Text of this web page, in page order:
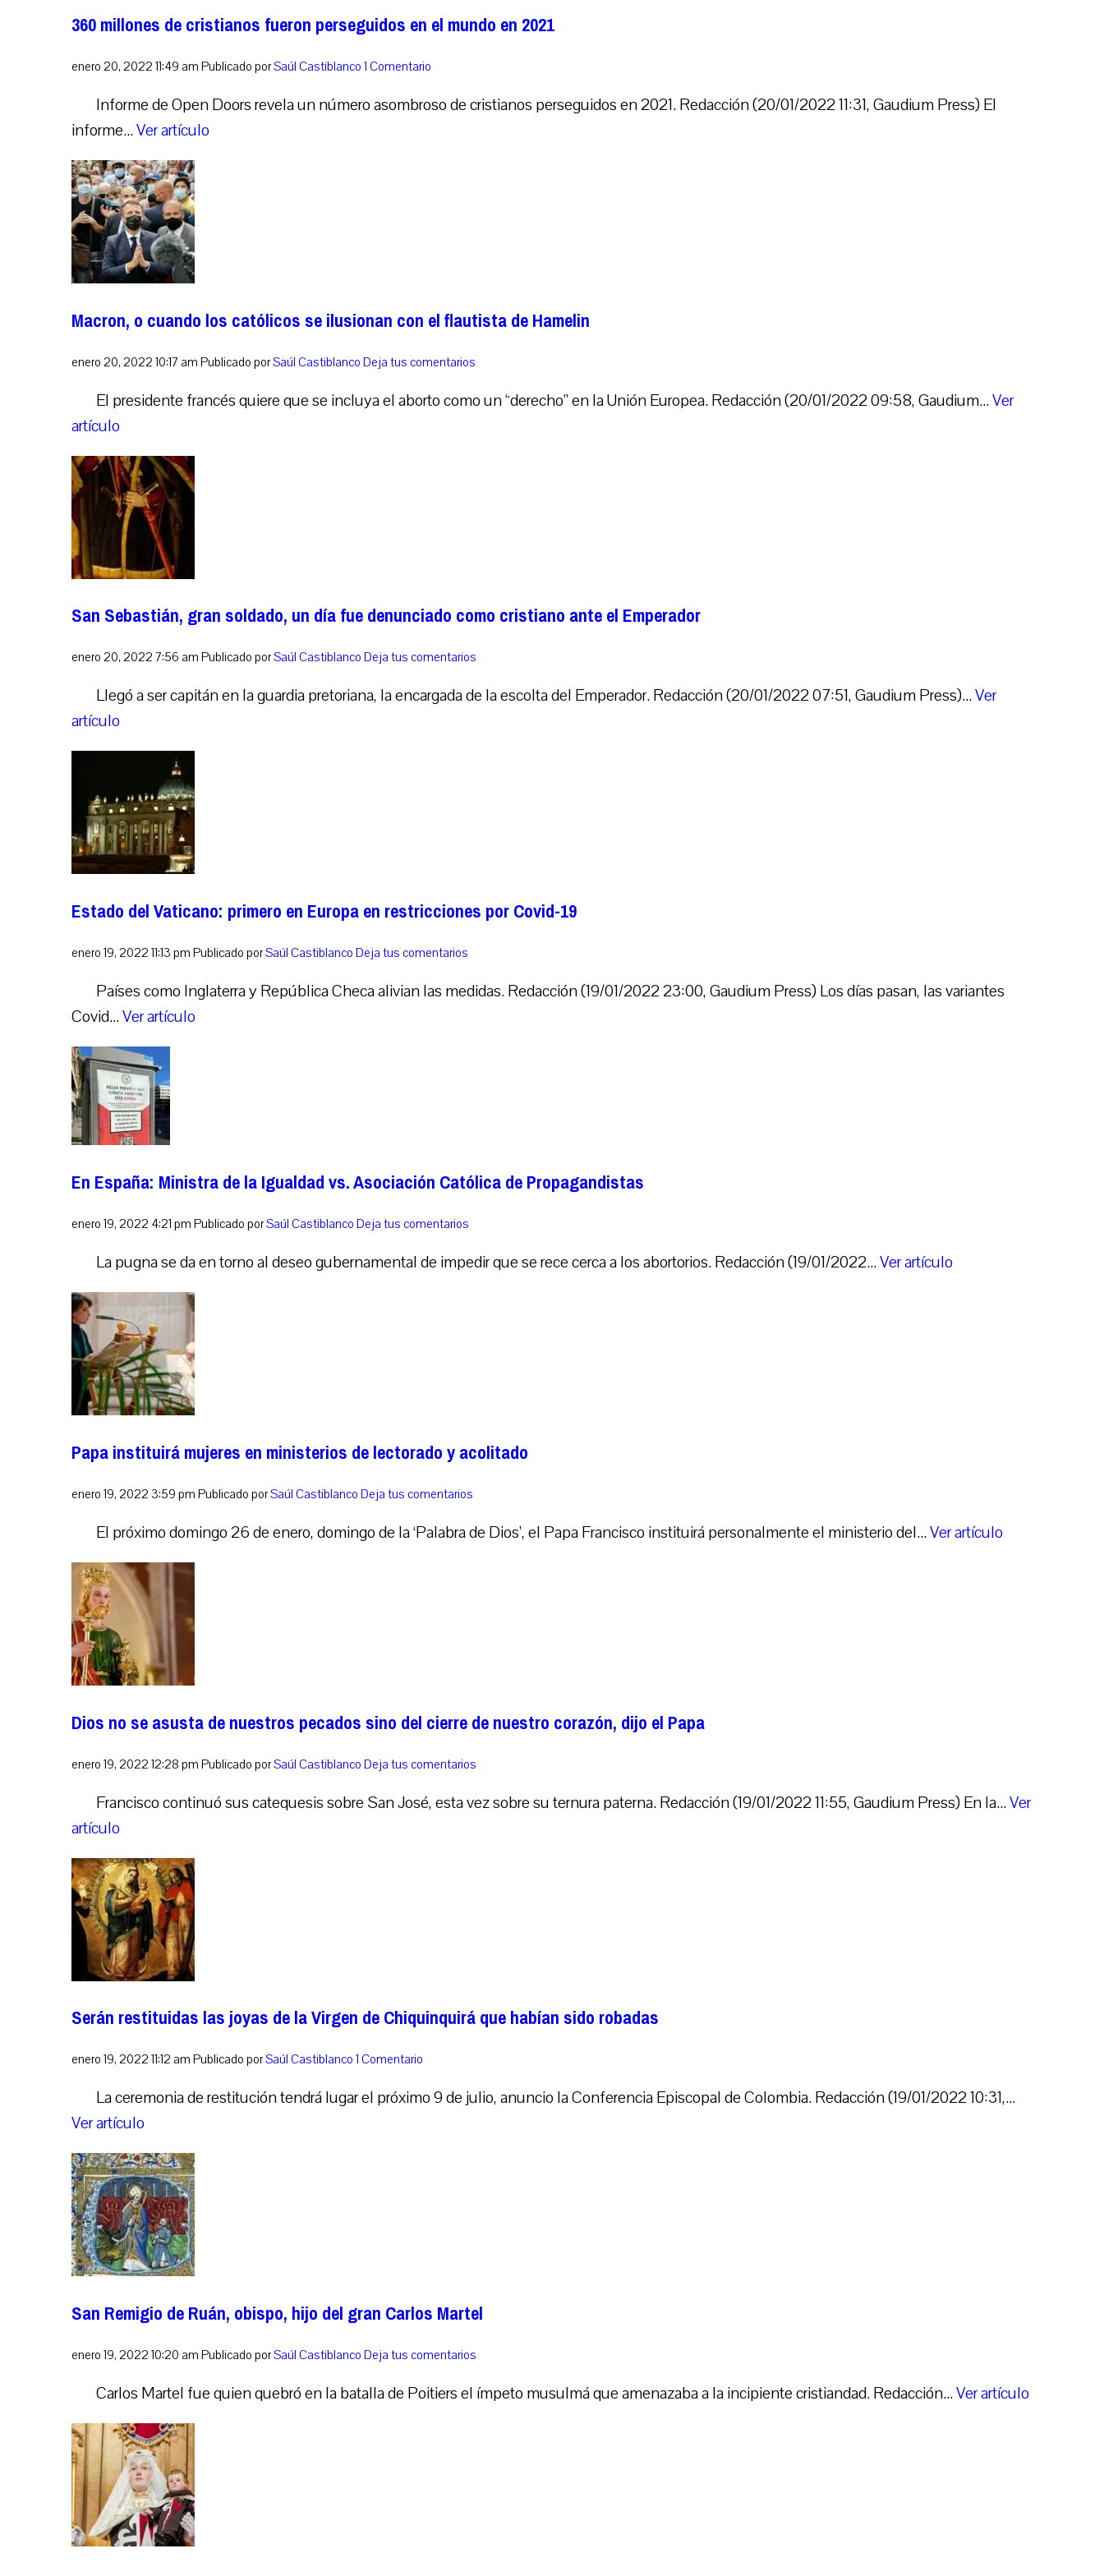
360 millones de cristianos fueron perseguidos en el mundo en 2021
enero 20, 2022 11:49 am Publicado porSaúl Castiblanco 1 Comentario
Informe de Open Doors revela un número asombroso de cristianos perseguidos en 2021. Redacción (20/01/2022 11:31, Gaudium Press) El
informe...Ver artículo
Macron, o cuando los católicos se ilusionan con el flautista de Hamelin
enero 20, 2022 10:17 am Publicado porSaúl Castiblanco Deja tus comentarios
El presidente francés quiere que se incluya el aborto como un “derecho” en la Unión Europea. Redacción (20/01/2022 09:58, Gaudium...Ver
artículo
San Sebastián, gran soldado, un día fue denunciado como cristiano ante el Emperador
enero 20, 2022 7:56 am Publicado porSaúl Castiblanco Deja tus comentarios
Llegó a ser capitán en la guardia pretoriana, la encargada de la escolta del Emperador. Redacción (20/01/2022 07:51, Gaudium Press)...Ver
artículo
Estado del Vaticano: primero en Europa en restricciones por Covid-19
enero 19, 2022 11:13 pm Publicado porSaúl Castiblanco Deja tus comentarios
Países como Inglaterra y República Checa alivian las medidas. Redacción (19/01/2022 23:00, Gaudium Press) Los días pasan, las variantes
Covid...Ver artículo
En España: Ministra de la Igualdad vs. Asociación Católica de Propagandistas
enero 19, 2022 4:21 pm Publicado porSaúl Castiblanco Deja tus comentarios
La pugna se da en torno al deseo gubernamental de impedir que se rece cerca a los abortorios. Redacción (19/01/2022...Ver artículo
Papa instituirá mujeres en ministerios de lectorado y acolitado
enero 19, 2022 3:59 pm Publicado porSaúl Castiblanco Deja tus comentarios
El próximo domingo 26 de enero, domingo de la ‘Palabra de Dios’, el Papa Francisco instituirá personalmente el ministerio del...Ver artículo
Dios no se asusta de nuestros pecados sino del cierre de nuestro corazón, dijo el Papa
enero 19, 2022 12:28 pm Publicado porSaúl Castiblanco Deja tus comentarios
Francisco continuó sus catequesis sobre San José, esta vez sobre su ternura paterna. Redacción (19/01/2022 11:55, Gaudium Press) En la...Ver
artículo
Serán restituidas las joyas de la Virgen de Chiquinquirá que habían sido robadas
enero 19, 2022 11:12 am Publicado porSaúl Castiblanco 1 Comentario
La ceremonia de restitución tendrá lugar el próximo 9 de julio, anuncio la Conferencia Episcopal de Colombia. Redacción (19/01/2022 10:31,...
Ver artículo
San Remigio de Ruán, obispo, hijo del gran Carlos Martel
enero 19, 2022 10:20 am Publicado porSaúl Castiblanco Deja tus comentarios
Carlos Martel fue quien quebró en la batalla de Poitiers el ímpeto musulmá que amenazaba a la incipiente cristiandad. Redacción...Ver artículo